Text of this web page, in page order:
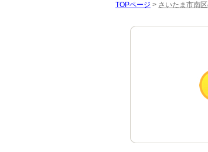
TOPページ > さいたま市南